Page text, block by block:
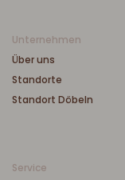
Unternehmen
Über uns
Standorte
Standort Döbeln
Service